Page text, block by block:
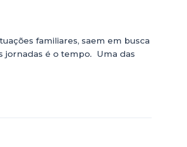
familiares, saem em busca
jornadas é o tempo. Uma das